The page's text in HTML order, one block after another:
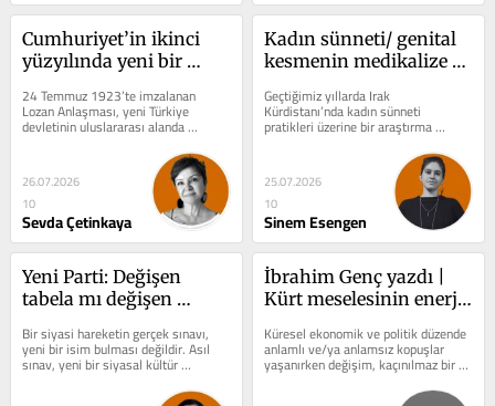
Cumhuriyet’in ikinci
yüzyılında yeni bir
24 Temmuz 1923’te imzalanan
Lozan Anlaşması, yeni Türkiye
devletinin uluslararası alanda
26.07.2026
10
Sevda Çetinkaya
Kadın sünneti/ genital
kesmenin medikalize
sonlandırmaz
Geçtiğimiz yıllarda Irak
Kürdistanı’nda kadın sünneti
pratikleri üzerine bir araştırma
yayımladım (1). Araştırmam, ilişki
25.07.2026
10
Sinem Esengen
Yeni Parti: Değişen
tabela mı değişen
Bir siyasi hareketin gerçek sınavı,
yeni bir isim bulması değildir. Asıl
sınav, yeni bir siyasal kültür
üretebilmesidir. Çünkü tabelalar...
İbrahim Genç yazdı |
Kürt meselesinin enerji
Küresel ekonomik ve politik düzende
anlamlı ve/ya anlamsız kopuşlar
yaşanırken değişim, kaçınılmaz bir
sonuç oluveriyor haliyle. Mevcut...